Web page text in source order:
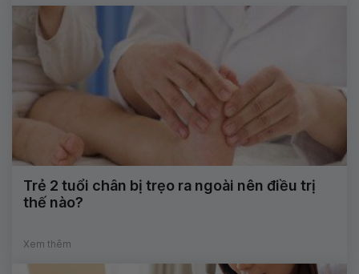
Trẻ 2 tuổi chân bị trẹo ra ngoài nên điều trị
thế nào?
Xem thêm